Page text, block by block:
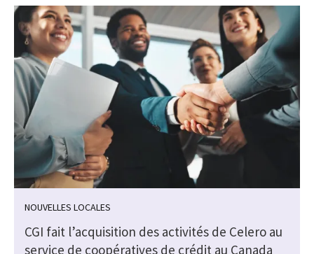
NOUVELLES LOCALES
CGI fait l’acquisition des activités de Celero au
service de coopératives de crédit au Canada